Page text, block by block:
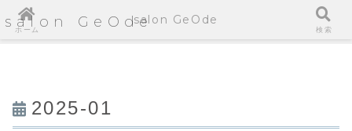
salon GeOde
2025-01
ホーム
salon GeOde
検索